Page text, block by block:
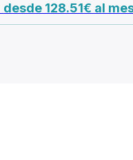
desde 128.51€ al